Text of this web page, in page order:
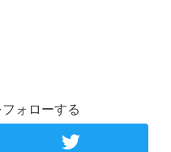
ォローする